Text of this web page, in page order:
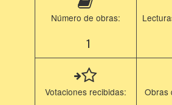
Número de obras:
1
Votaciones recibidas: Obras